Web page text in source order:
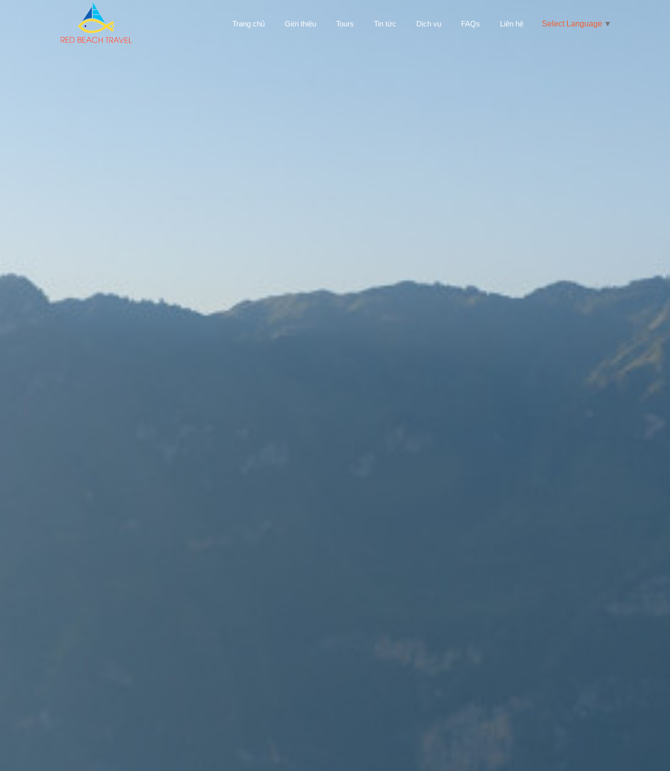
Trang chủ Giới thiệu Tours Tin tức Dịch vụ FAQs Liên hệ Select Language ▼